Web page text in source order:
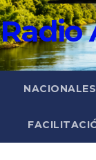
Radio
NACIONALES